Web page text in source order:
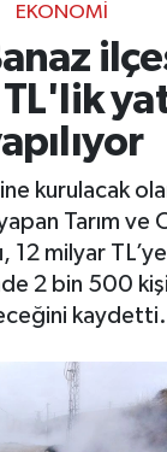
EKONOMI
kurulacak
Tarım ve
12 milyar
2 bin 500
kaydetti.